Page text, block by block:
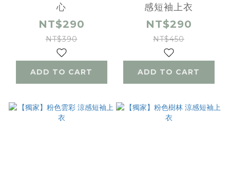
心
NT$290
NT$390
ADD TO CART
感短袖上衣
NT$290
NT$450
ADD TO CART